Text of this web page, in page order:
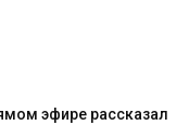
эфире рассказал